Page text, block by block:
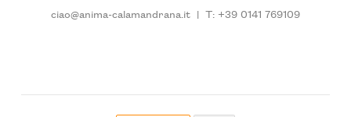
ciao@anima-calamandrana.it | T: +39 0141 769109